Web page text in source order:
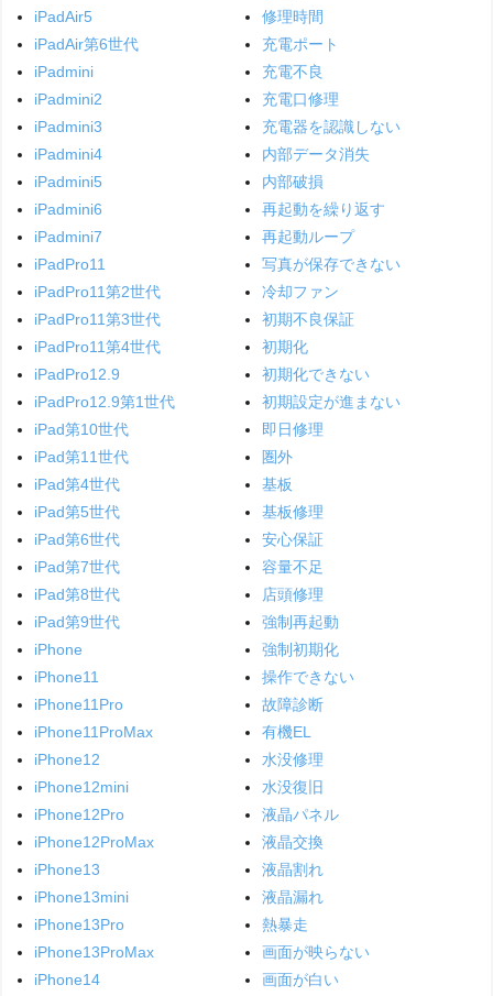
iPadAir5
iPadAir第6世代
iPadmini
iPadmini2
iPadmini3
iPadmini4
iPadmini5
iPadmini6
iPadmini7
iPadPro11
iPadPro11第2世代
iPadPro11第3世代
iPadPro11第4世代
iPadPro12.9
iPadPro12.9第1世代
iPad第10世代
iPad第11世代
iPad第4世代
iPad第5世代
iPad第6世代
iPad第7世代
iPad第8世代
iPad第9世代
iPhone
iPhone11
iPhone11Pro
iPhone11ProMax
iPhone12
iPhone12mini
iPhone12Pro
iPhone12ProMax
iPhone13
iPhone13mini
iPhone13Pro
iPhone13ProMax
iPhone14
修理時間
充電ポート
充電不良
充電口修理
充電器を認識しない
内部データ消失
内部破損
再起動を繰り返す
再起動ループ
写真が保存できない
冷却ファン
初期不良保証
初期化
初期化できない
初期設定が進まない
即日修理
圏外
基板
基板修理
安心保証
容量不足
店頭修理
強制再起動
強制初期化
操作できない
故障診断
有機EL
水没修理
水没復旧
液晶パネル
液晶交換
液晶割れ
液晶漏れ
熱暴走
画面が映らない
画面が白い